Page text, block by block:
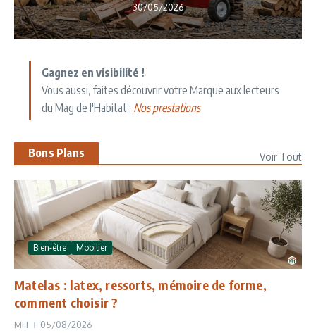
30/05/2026
Gagnez en visibilité !
Vous aussi, faites découvrir votre Marque aux lecteurs
du Mag de l'Habitat : Nos prestations
Bons Plans Voir Tout
Bien-être Mobilier
Matelas : latex, ressorts, mémoire de forme,
comment choisir ?
MH 05/08/2026